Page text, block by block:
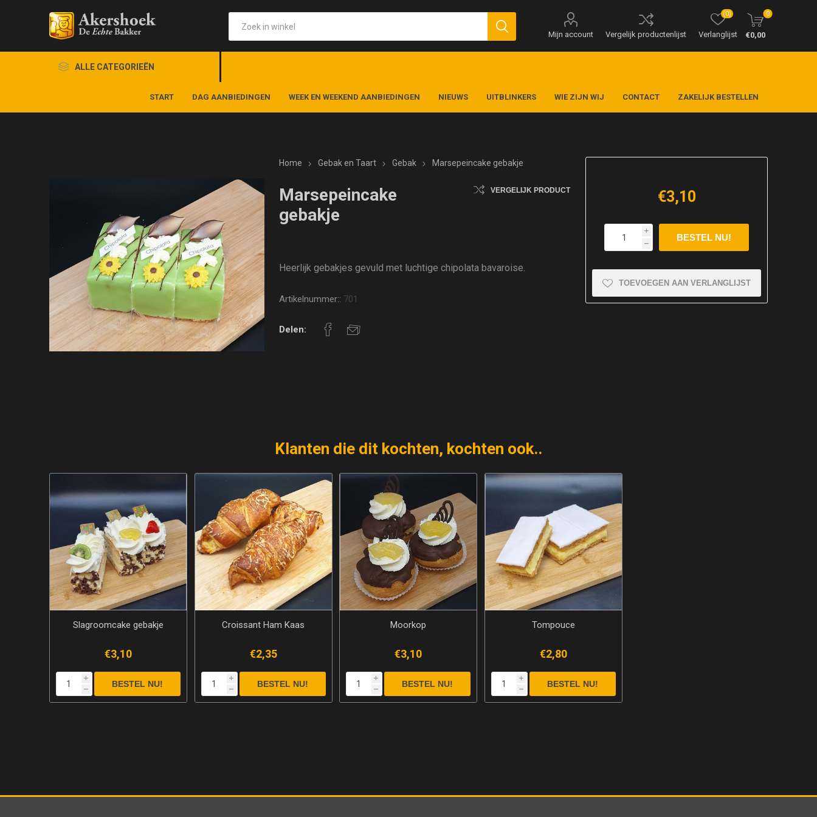
Mijn account Vergelijk productenlijst Verlanglijst
(0) 0
€0,00
ALLE CATEGORIEËN
START DAG AANBIEDINGEN WEEK EN WEEKEND AANBIEDINGEN NIEUWS UITBLINKERS WIE ZIJN WIJ CONTACT ZAKELIJK BESTELLEN
Home Gebak en Taart Gebak Marsepeincake gebakje
Marsepeincake
gebakje
VERGELIJK PRODUCT
Heerlijk gebakjes gevuld met luchtige chipolata bavaroise.
Artikelnummer:: 701
Delen:
€3,10
i
h
TOEVOEGEN AAN VERLANGLIJST
Klanten die dit kochten, kochten ook..
Slagroomcake gebakje
€3,10
i
h
Croissant Ham Kaas
€2,35
i
h
Moorkop
€3,10
i
h
Tompouce
€2,80
i
h